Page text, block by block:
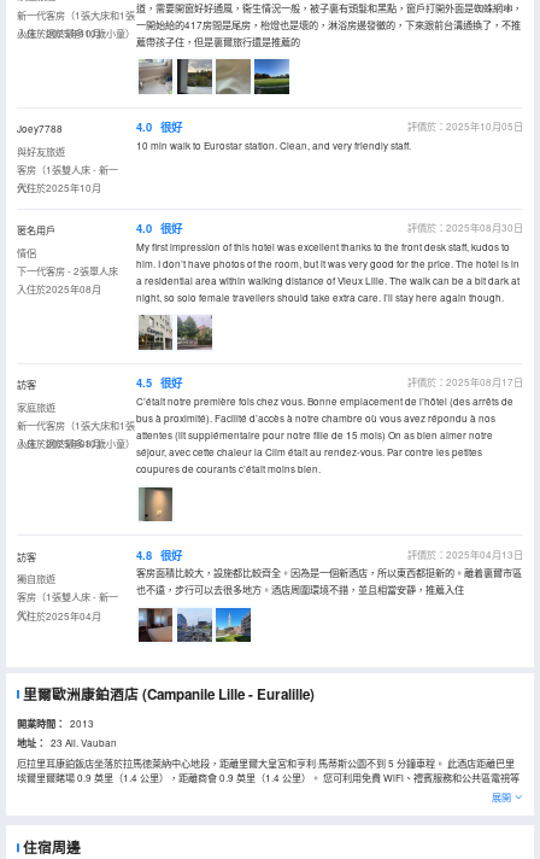
新一代客房（1張大床和1張
小床，適於最多10歲小童）
入住於2025年10月
道，需要開窗好好通風，衞生情況一般，被子裏有頭髮和黑點，窗戶打開外面是蜘蛛網🕸️，
一開始給的417房間是尾房，枱燈也是壞的，淋浴房邊發黴的，下來跟前台溝通換了，不推
薦帶孩子住，但是裏爾旅行還是推薦的
Joey7788
與好友旅遊
客房（1張雙人床 - 新一
代）
入住於2025年10月
4.0 很好
評價於：2025年10月05日
10 min walk to Eurostar station. Clean, and very friendly staff.
匿名用戶
情侶
下一代客房 - 2張單人床
入住於2025年08月
4.0 很好
評價於：2025年08月30日
My first impression of this hotel was excellent thanks to the front desk staff, kudos to
him. I don’t have photos of the room, but it was very good for the price. The hotel is in
a residential area within walking distance of Vieux Lille. The walk can be a bit dark at
night, so solo female travellers should take extra care. I’ll stay here again though.
訪客
家庭旅遊
新一代客房（1張大床和1張
小床，適於最多10歲小童）
入住於2025年08月
4.5 很好
評價於：2025年08月17日
C’était notre première fois chez vous. Bonne emplacement de l’hôtel (des arrêts de
bus à proximité). Facilité d’accès à notre chambre où vous avez répondu à nos
attentes (lit supplémentaire pour notre fille de 15 mois) On as bien aimer notre
séjour, avec cette chaleur la Clim était au rendez-vous. Par contre les petites
coupures de courants c’était moins bien.
訪客
獨自旅遊
客房（1張雙人床 - 新一
代）
入住於2025年04月
4.8 很好
評價於：2025年04月13日
客房面積比較大，設施都比較齊全。因為是一個新酒店，所以東西都挺新的。離着裏爾市區
也不遠，步行可以去很多地方。酒店周圍環境不錯，並且相當安靜，推薦入住
里爾歐洲康鉑酒店(Campanile Lille - Euralille)
開業時間： 2013
地址：
23 All. Vauban
厄拉里耳康鉑飯店坐落於拉馬徳萊納中心地段，距離里爾大皇宮和亨利·馬蒂斯公園不到 5 分鐘車程。 此酒店距離巴里
埃爾里爾賭場 0.9 英里（1.4 公里），距離商會 0.9 英里（1.4 公里）。 您可利用免費 WiFi、禮賓服務和公共區電視等
便利服務和設施。 您可以去Le Restaurant餐廳吃點便餐，也可在這裏的酒吧/酒廊小酌一杯輕鬆一下。還可以選擇待在
房間裏，享受客房送餐服務。每天 06:30 至 09:00 提供收費的自助式早餐。 特色服務/設施包括大堂免費報紙、24 小時
用品和吹風機。便利設施包括電話，以及書桌和茶具/咖啡用具。
展開
住宿周邊